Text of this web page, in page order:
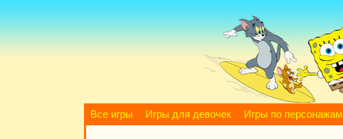
Все игры Игры для девочек Игры по персонажам